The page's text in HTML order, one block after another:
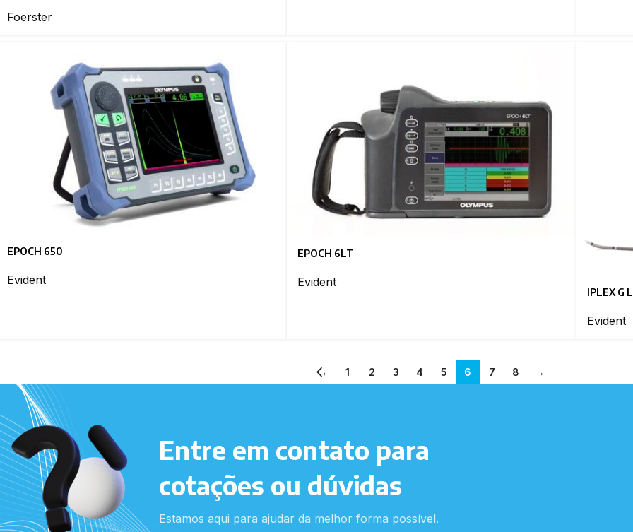
Foerster
EPOCH 650
Evident
EPOCH 6LT
Evident
IPLEX G
Evident
← 1 2 3 4 5 6 7 8 →
Entre em contato para
cotações ou dúvidas
Estamos aqui para ajudar da melhor forma possível.